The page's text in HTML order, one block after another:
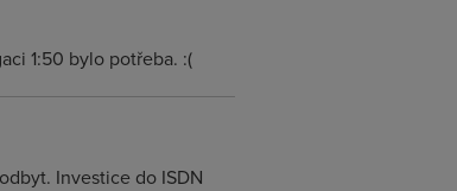
1:50 bylo potřeba. :(
Investice do ISDN